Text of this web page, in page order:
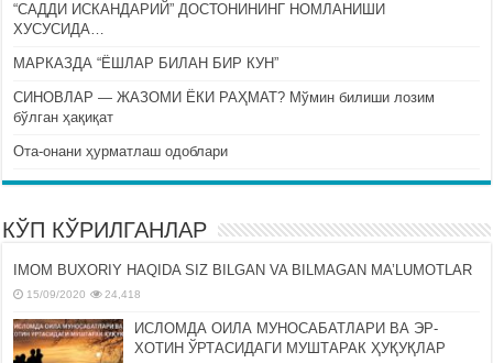
“САДДИ ИСКАНДАРИЙ” ДОСТОНИНИНГ НОМЛАНИШИ
ХУСУСИДА…
МАРКАЗДА “ЁШЛАР БИЛАН БИР КУН”
СИНОВЛАР — ЖАЗОМИ ЁКИ РАҲМАТ? Мўмин билиши лозим
бўлган ҳақиқат
Ота-онани ҳурматлаш одоблари
КЎП КЎРИЛГАНЛАР
IMOM BUXORIY HAQIDA SIZ BILGAN VA BILMAGAN MA’LUMOTLAR
15/09/2020 24,418
ИСЛОМДА ОИЛА МУНОСАБАТЛАРИ ВА ЭР-
ХОТИН ЎРТАСИДАГИ МУШТАРАК ҲУҚУҚЛАР